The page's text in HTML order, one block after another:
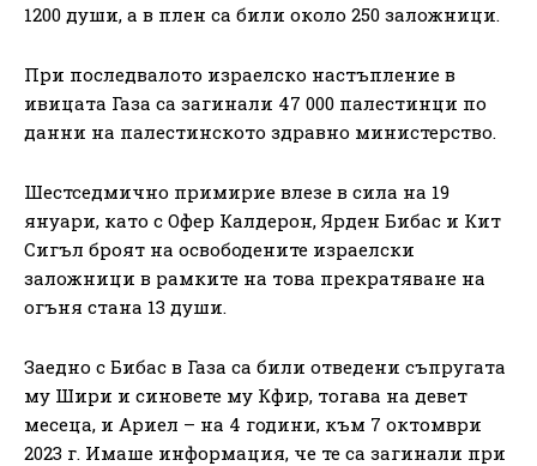
1200 души, а в плен са били около 250 заложници.
При последвалото израелско настъпление в
ивицата Газа са загинали 47 000 палестинци по
данни на палестинското здравно министерство.
Шестседмично примирие влезе в сила на 19
януари, като с Офер Калдерон, Ярден Бибас и Кит
Сигъл броят на освободените израелски
заложници в рамките на това прекратяване на
огъня стана 13 души.
Заедно с Бибас в Газа са били отведени съпругата
му Шири и синовете му Кфир, тогава на девет
месеца, и Ариел – на 4 години, към 7 октомври
2023 г. Имаше информация, че те са загинали при